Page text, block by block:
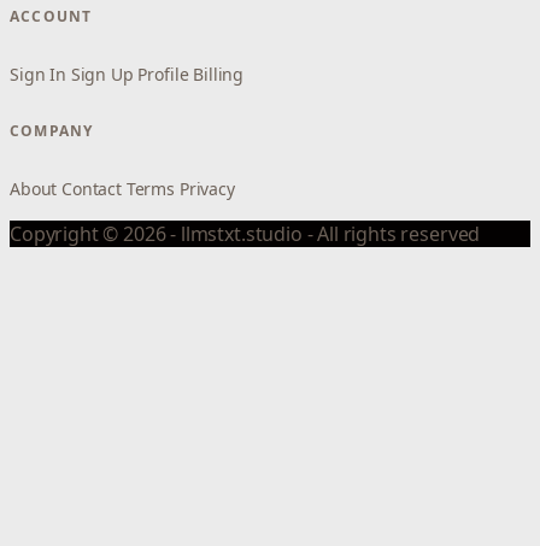
ACCOUNT
Sign In Sign Up Profile Billing
COMPANY
About Contact Terms Privacy
Copyright © 2026 - llmstxt.studio - All rights reserved